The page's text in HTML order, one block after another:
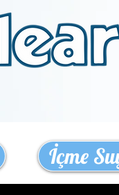
İçme